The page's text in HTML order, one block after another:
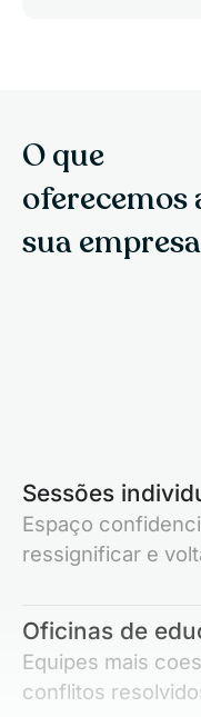
O que
oferecemos
sua empresa
Sessões
Espaço
ressignificar e
Oficinas de
Equipes mais
conflitos